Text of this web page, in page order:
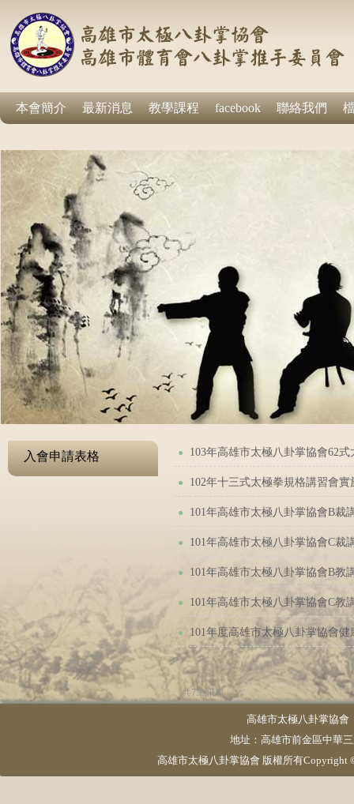
本會簡介 最新消息 教學課程 facebook 聯絡我們
入會申請表格 ● 103年高雄市太極八卦掌協會62
● 102年十三式太極拳規格講習會實
● 101年高雄市太極八卦掌協會B裁
● 101年高雄市太極八卦掌協會C裁
● 101年高雄市太極八卦掌協會B教
● 101年高雄市太極八卦掌協會C教
● 101年度高雄市太極八卦掌協會
共7筆訊息
高雄市太極八卦掌協
地址：高雄市前金區中華
高雄市太極八卦掌協會 版權所有Copyright